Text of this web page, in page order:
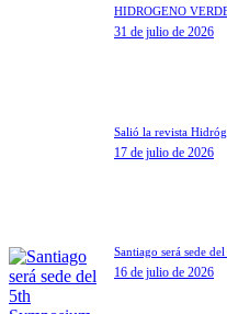
HIDRÓGENO
31 de julio de 2026
Salió la revista
17 de julio de 2026
Santiago será sede
16 de julio de 2026